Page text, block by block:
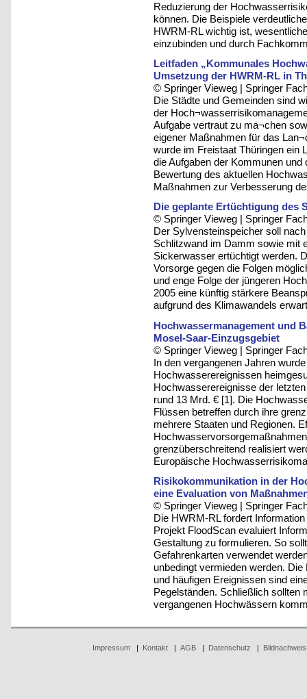
Reduzierung der
können. Die Beispiele
HWRM-RL wichtig ist,
einzubinden und durch
Leitfaden „Kommunales
Umsetzung der HWRM-RL in
© Springer Vieweg | Springer
Die Städte und Gemeinden sind
der
Aufgabe vertraut zu ma¬chen
eigener Maßnahmen für das
wurde im Freistaat Thüringen ein
die Aufgaben der Kommunen
Bewertung des aktuellen
Maßnahmen zur Verbesserung
Die geplante Ertüchtigung des
© Springer Vieweg | Springer
Der Sylvensteinspeicher soll
Schlitzwand im Damm sowie mit
Sickerwasser ertüchtigt werden.
Vorsorge gegen die Folgen
und enge Folge der jüngeren
2005 eine künftig stärkere
aufgrund des Klimawandels
Hochwassermanagement und
Mosel-Saar-Einzugsgebiet
© Springer Vieweg | Springer
In den vergangenen Jahren
Hochwasserereignissen
Hochwasserereignisse der
rund 13 Mrd. € [1]. Die
Flüssen betreffen durch ihre
mehrere Staaten und Regionen.
grenzüberschreitend realisiert
Europäische
Risikokommunikation in der
eine Evaluation von
© Springer Vieweg | Springer
Die HWRM-RL fordert
Projekt FloodScan evaluiert
Gestaltung zu formulieren. So
Gefahrenkarten verwendet
unbedingt vermieden werden.
und häufigen Ereignissen sind
Pegelständen. Schließlich sollten
vergangenen Hochwässern
Impressum| Kontakt| AGB| Datenschutz Bildnachweis